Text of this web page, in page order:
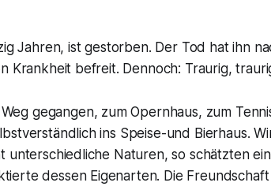
Jahren, ist gestorben. Der Tod hat ihn
Krankheit befreit. Dennoch: Traurig,
gegangen, zum Opernhaus, zum
ins Speise-und Bierhaus.
unterschiedliche Naturen, so schätzten
dessen Eigenarten. Die